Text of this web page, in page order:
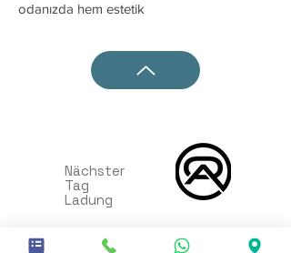
odanızda hem estetik
Nächster
Tag
Ladung